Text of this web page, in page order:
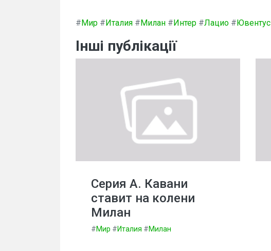
#Мир #Италия #Милан #Интер #Лацио #Ювентус
Інші публікації
Серия А. Кавани
ставит на колени
Милан
#Мир #Италия #Милан